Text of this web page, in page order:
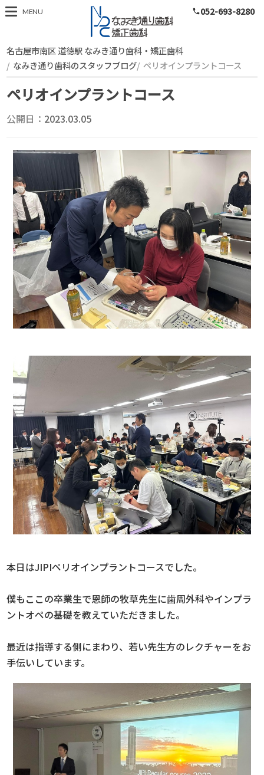
スタッフブログ
MENU phone052-693-8280
名古屋市南区 道徳駅 なみき通り歯科・矯正歯科
なみき通り歯科のスタッフブログ ペリオインプラントコース
ペリオインプラントコース
公開日： 2023.03.05
本日はJIPIペリオインプラントコースでした。
僕もここの卒業生で恩師の牧草先生に歯周外科やインプラ
ントオペの基礎を教えていただきました。
最近は指導する側にまわり、若い先生方のレクチャーをお
手伝いしています。